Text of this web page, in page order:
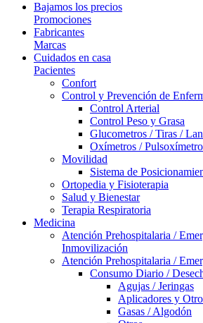
Bajamos los precios
Promociones
Fabricantes
Marcas
Cuidados en casa
Pacientes
Confort
Control y Prevención de
Control Arterial
Control Peso y Grasa
Glucometros / Tiras /
Oxímetros /
Movilidad
Sistema de
Ortopedia y Fisioterapia
Salud y Bienestar
Terapia Respiratoria
Medicina
Atención Prehospitalaria /
Inmovilización
Atención Prehospitalaria /
Consumo Diario /
Agujas / Jeringas
Aplicadores y
Gasas / Algodón